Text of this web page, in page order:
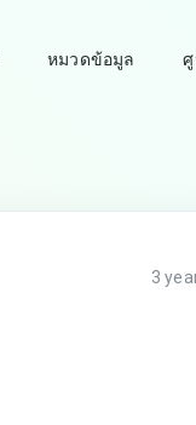
หมวดข้อมูล
3